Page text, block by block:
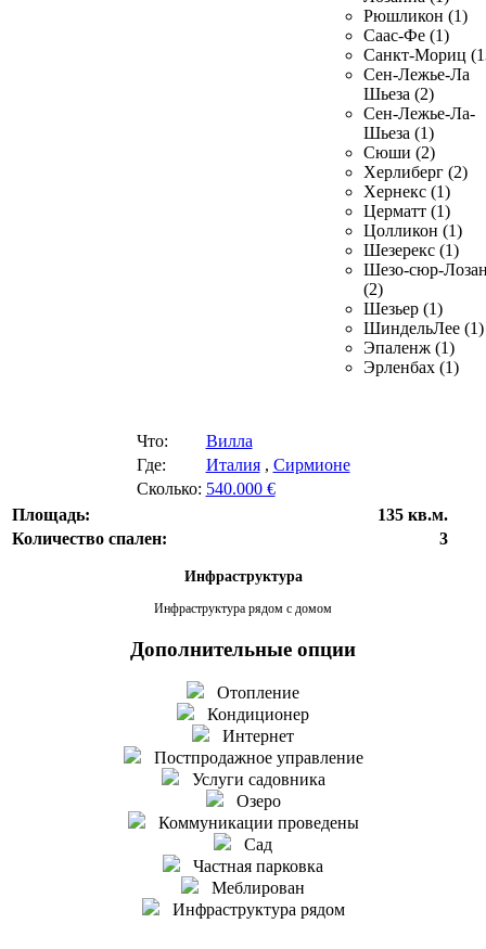
Рюшликон (1)
Саас-Фе (1)
Санкт-Мориц
Сен-Лежье-Ла
Шьеза (2)
Сен-Лежье-Ла-
Шьеза (1)
Сюши (2)
Херлиберг (2)
Хернекс (1)
Церматт (1)
Цолликон (1)
Шезерекс (1)
Шезо-сюр-
(2)
Шезьер (1)
ШиндельЛее (1)
Эпаленж (1)
Эрленбах (1)
Что:
Вилла
Где:
Италия, Сирмионе
Сколько: 540.000 €
Площадь:
135 кв.м.
Количество спален:
3
Инфраструктура
Инфраструктура рядом с домом
Дополнительные опции
Отопление
Кондиционер
Интернет
Постпродажное управление
Услуги садовника
Озеро
Коммуникации проведены
Сад
Частная парковка
Меблирован
Инфраструктура рядом